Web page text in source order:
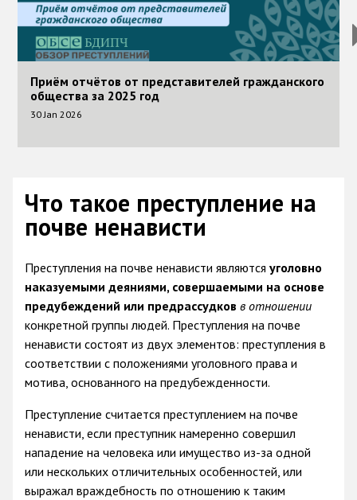
Приём отчётов от представителей гражданского
общества за 2025 год
30 Jan 2026
Что такое преступление на
почве ненависти
Преступления на почве ненависти являются уголовно
наказуемыми деяниями, совершаемыми на основе
предубеждений или предрассудков в отношении
конкретной группы людей. Преступления на почве
ненависти состоят из двух элементов: преступления в
соответствии с положениями уголовного права и
мотива, основанного на предубежденности.
Преступление считается преступлением на почве
ненависти, если преступник намеренно совершил
нападение на человека или имущество из-за одной
или нескольких отличительных особенностей, или
выражал враждебность по отношению к таким